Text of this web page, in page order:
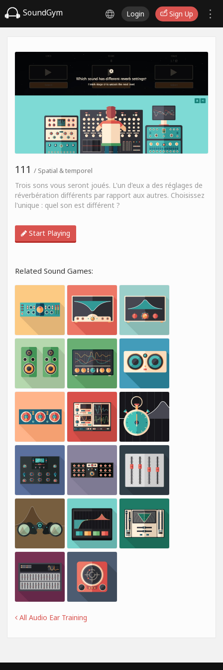
SoundGym Login Sign Up
111 / Spatial & temporel
Trois sons vous seront joués. L'un d'eux a des réglages de
réverbération différents par rapport aux autres. Choisissez
l'unique : quel son est différent ?
Start Playing
Related Sound Games:
All Audio Ear Training